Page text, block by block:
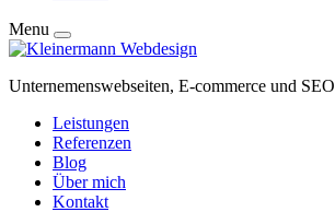
Skip
to
Menu
Unternemenswebseiten, E-commerce und SEO
Leistungen
Referenzen
Blog
Über mich
Kontakt